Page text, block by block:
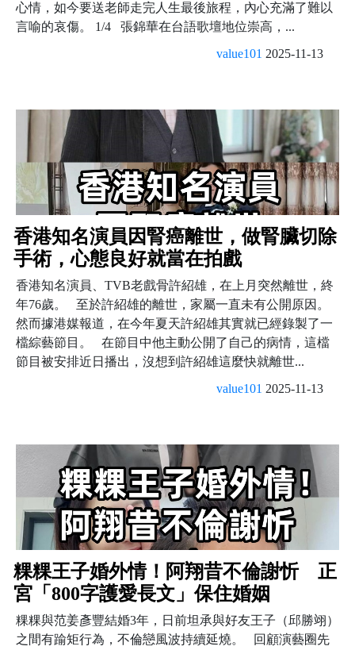
心情，如今要送老師走完人生最後旅程，內心充滿了難以
言喻的哀傷。 1/4 張錦華在台語歌壇地位崇高，...
value101 2025-11-13
香港知名演員因腎癌離世，做腎臟切除
手術，心態良好就當在拍戲
香港知名演員、TVB老戲骨許紹雄，在上月突然離世，終
年76歲。 至於許紹雄的離世，家屬一直未有公開原因。
然而據港媒報道，在今年夏天許紹雄其實就已經錄製了一
檔綜藝節目。 在節目中他主動公開了自己的病情，這檔
節目被安排近日播出，沒想到許紹雄這麼快就離世...
value101 2025-11-13
粿粿王子婚外情！阿翔昔不倫謝忻 正
宮「800字護愛長文」保住婚姻
粿粿與范姜彥豐結婚3年，日前坦承與好友王子（邱勝翊）
之間有踰矩行為，不倫戀風波持續延燒。 回顧演藝圈先